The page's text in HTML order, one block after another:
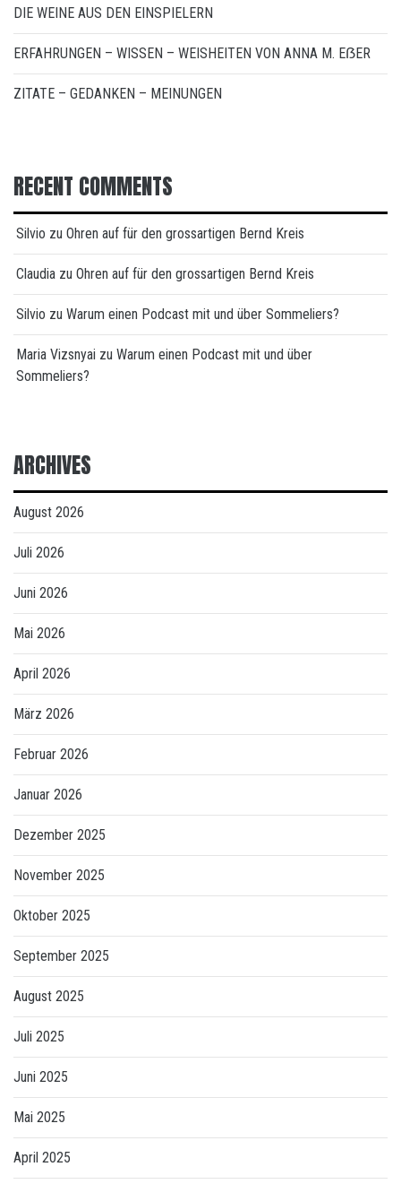
DIE WEINE AUS DEN EINSPIELERN
ERFAHRUNGEN – WISSEN – WEISHEITEN VON ANNA M. EẞER
ZITATE – GEDANKEN – MEINUNGEN
RECENT COMMENTS
Silvio zu Ohren auf für den grossartigen Bernd Kreis
Claudia zu Ohren auf für den grossartigen Bernd Kreis
Silvio zu Warum einen Podcast mit und über Sommeliers?
Maria Vizsnyai zu Warum einen Podcast mit und über
Sommeliers?
ARCHIVES
August 2026
Juli 2026
Juni 2026
Mai 2026
April 2026
März 2026
Februar 2026
Januar 2026
Dezember 2025
November 2025
Oktober 2025
September 2025
August 2025
Juli 2025
Juni 2025
Mai 2025
April 2025